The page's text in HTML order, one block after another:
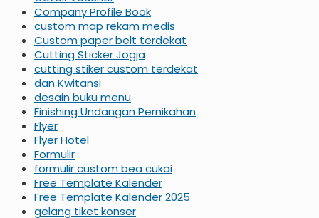
Company Profile Book
custom map rekam medis
Custom paper belt terdekat
Cutting Sticker Jogja
cutting stiker custom terdekat
dan Kwitansi
desain buku menu
Finishing Undangan Pernikahan
Flyer
Flyer Hotel
Formulir
formulir custom bea cukai
Free Template Kalender
Free Template Kalender 2025
gelang tiket konser